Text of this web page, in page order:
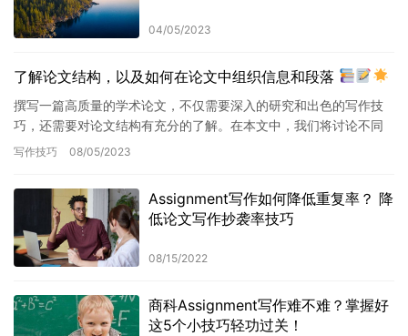
04/05/2023
了解论文结构，以及如何在论文中组织信息和段落
撰写一篇高质量的学术论文，不仅需要深入的研究和出色的写作技
巧，还需要对论文结构有充分的了解。在本文中，我们将讨论不同
类型论文的常见结构，以及如何在论文中组织信息和段落。
写作技巧 08/05/2023
Assignment写作如何降低重复率？ 降
低论文写作抄袭率技巧
08/15/2022
商科Assignment写作难不难？掌握好
这5个小技巧轻功过关！